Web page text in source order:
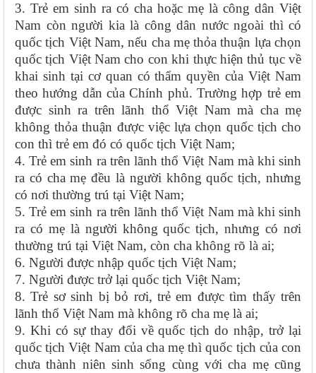
3. Trẻ em sinh ra có cha hoặc mẹ là công dân Việt
Nam còn người kia là công dân nước ngoài thì có
quốc tịch Việt Nam, nếu cha mẹ thỏa thuận lựa chọn
quốc tịch Việt Nam cho con khi thực hiện thủ tục về
khai sinh tại cơ quan có thẩm quyền của Việt Nam
theo hướng dẫn của Chính phủ. Trường hợp trẻ em
được sinh ra trên lãnh thổ Việt Nam mà cha mẹ
không thỏa thuận được việc lựa chọn quốc tịch cho
con thì trẻ em đó có quốc tịch Việt Nam;
4. Trẻ em sinh ra trên lãnh thổ Việt Nam mà khi sinh
ra có cha mẹ đều là người không quốc tịch, nhưng
có nơi thường trú tại Việt Nam;
5. Trẻ em sinh ra trên lãnh thổ Việt Nam mà khi sinh
ra có mẹ là người không quốc tịch, nhưng có nơi
thường trú tại Việt Nam, còn cha không rõ là ai;
6. Người được nhập quốc tịch Việt Nam;
7. Người được trở lại quốc tịch Việt Nam;
8. Trẻ sơ sinh bị bỏ rơi, trẻ em được tìm thấy trên
lãnh thổ Việt Nam mà không rõ cha mẹ là ai;
9. Khi có sự thay đổi về quốc tịch do nhập, trở lại
quốc tịch Việt Nam của cha mẹ thì quốc tịch của con
chưa thành niên sinh sống cùng với cha mẹ cũng